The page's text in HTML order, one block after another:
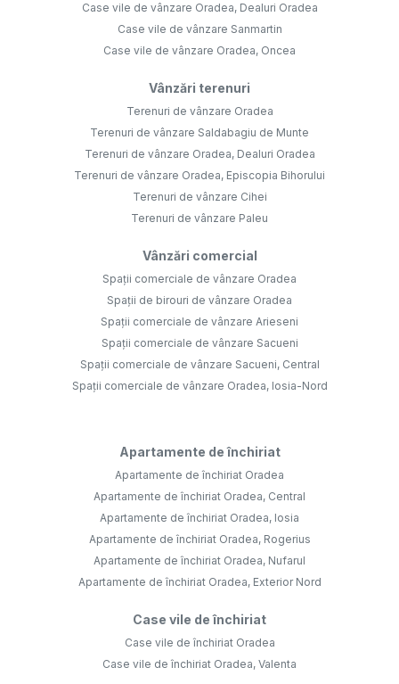
Case vile de vânzare Oradea, Dealuri Oradea
Case vile de vânzare Sanmartin
Case vile de vânzare Oradea, Oncea
Vânzări terenuri
Terenuri de vânzare Oradea
Terenuri de vânzare Saldabagiu de Munte
Terenuri de vânzare Oradea, Dealuri Oradea
Terenuri de vânzare Oradea, Episcopia Bihorului
Terenuri de vânzare Cihei
Terenuri de vânzare Paleu
Vânzări comercial
Spații comerciale de vânzare Oradea
Spații de birouri de vânzare Oradea
Spații comerciale de vânzare Arieseni
Spații comerciale de vânzare Sacueni
Spații comerciale de vânzare Sacueni, Central
Spații comerciale de vânzare Oradea, Iosia-Nord
Apartamente de închiriat
Apartamente de închiriat Oradea
Apartamente de închiriat Oradea, Central
Apartamente de închiriat Oradea, Iosia
Apartamente de închiriat Oradea, Rogerius
Apartamente de închiriat Oradea, Nufarul
Apartamente de închiriat Oradea, Exterior Nord
Case vile de închiriat
Case vile de închiriat Oradea
Case vile de închiriat Oradea, Valenta